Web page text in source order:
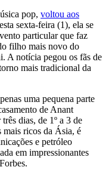
pop, voltou aos
sexta-feira (1), ela se
particular que faz
filho mais novo do
A notícia pegou os fãs de
mais tradicional da
uma pequena parte
de Anant
dias, de 1º a 3 de
ricos da Ásia, é
e petróleo
em impressionantes